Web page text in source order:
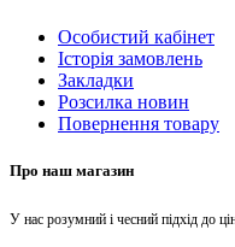
Особистий кабінет
Історія замовлень
Закладки
Розсилка новин
Повернення товару
Про наш магазин
У нас розумний і чесний підхід до